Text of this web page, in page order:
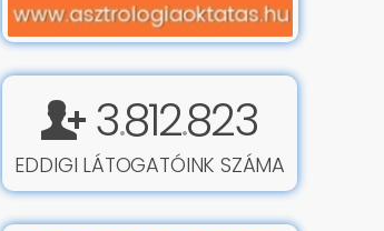
3.812.823
EDDIGI LÁTOGATÓINK SZÁMA